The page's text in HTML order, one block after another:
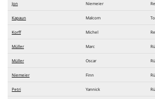
Jon Niemeier
Kapaun Malcom
Korff Michel
Müller Marc
Müller Oscar
Niemeier Finn
Petri Yannick